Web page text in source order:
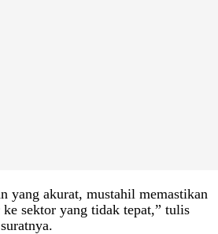
yang akurat, mustahil memastikan
sektor yang tidak tepat,” tulis